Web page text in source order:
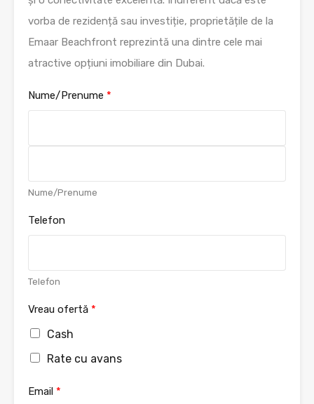
vorba de rezidență sau investiție, proprietățile de la
Emaar Beachfront reprezintă una dintre cele mai
atractive opțiuni imobiliare din Dubai.
Nume/Prenume *
s
ta
t
Nume/Prenume
Telefon
Telefon
Vreau ofertă *
Cash
Rate cu avans
Email *